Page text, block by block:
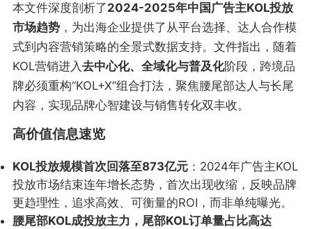
本文件深度剖析了2024-2025年中国广告主KOL投放
市场趋势，为出海企业提供了从平台选择、达人合作模
式到内容营销策略的全景式数据支持。文件指出，随着
KOL营销进入去中心化、全域化与普及化阶段，跨境品
牌必须重构“KOL+X”组合打法，聚焦腰尾部达人与长尾
内容，实现品牌心智建设与销售转化双丰收。
高价值信息速览
KOL投放规模首次回落至873亿元：2024年广告主KOL
投放市场结束连年增长态势，首次出现收缩，反映品牌
更趋理性，追求高效、可衡量的ROI，而非单纯曝光。
腰尾部KOL成投放主力，尾部KOL订单量占比高达